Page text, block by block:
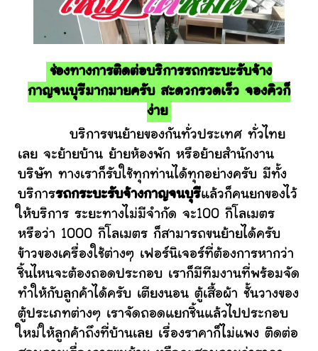
ช่องทางการติดต่อบริการรถกระบะรับจ้าง
กาญจนบุรีมากมายครับ สะดวกรวดเร็ว จองคิวก็
ง่าย
บริการขนย้ายของกันทั่วประเทศ ทั่วไทย
เลย จะย้ายบ้าน ย้ายห้องพัก หรือย้ายสำนักงาน
บริษัท ทางเราก็รับใช้ทุกท่านได้ทุกอย่างครับ มีทั้ง
บริการรถกระบะรับจ้างกาญจนบุรีแล้วก็คนยกของไว้
ให้บริการ ระยะทางไม่มีจำกัด จะ100 กิโลเมตร
หรือว่า 1000 กิโลเมตร ก็สามารถขนย้ายได้ครับ
ข้าวของเครื่องใช้ต่างๆ เฟอร์นิเจอร์ที่ต้องการหากว่า
ชิ้นไหนจะต้องถอดประกอบ เราก็มีทีมงานที่พร้อมจัด
ทำให้กับลูกค้าได้ครับ เตียงนอน ตู้เสื้อผ้า ชั้นวางของ
ตู้ประเภทต่างๆ เราจัดถอดแยกชิ้นแล้วไปประกอบ
ใหม่ให้ลูกค้าถึงที่บ้านเลย เรื่องราคาก็ไม่แพง ติดต่อ